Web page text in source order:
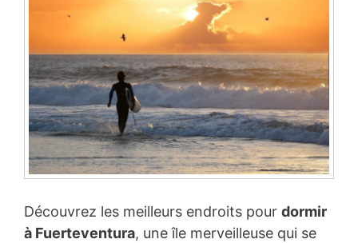
Découvrez les meilleurs endroits pour dormir
à Fuerteventura, une île merveilleuse qui se